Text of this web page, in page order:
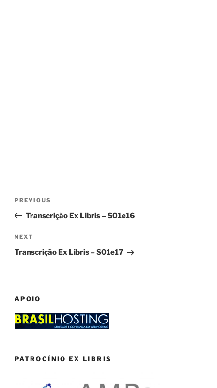
Previous
Post
PREVIOUS
Transcrição Ex Libris – S01e16
Next
Post
NEXT
Transcrição Ex Libris – S01e17
APOIO
PATROCÍNIO EX LIBRIS